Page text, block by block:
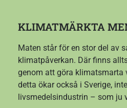
KLIMATMÄRKTA
Maten står för en stor del av
klimatpåverkan. Där finns
genom att göra klimatsmarta
detta ökar också i Sverige,
livsmedelsindustrin – som ju